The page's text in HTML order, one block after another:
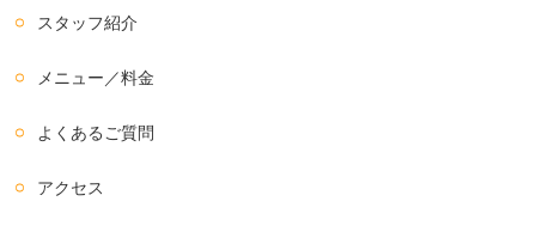
スタッフ紹介
メニュー／料金
よくあるご質問
アクセス